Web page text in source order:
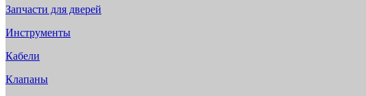
Запчасти для дверей
Инструменты
Кабели
Клапаны